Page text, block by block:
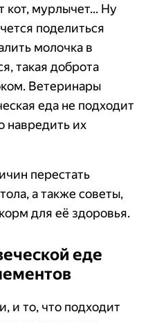
кот, мурлычет... Ну
поделиться
молочка в
такая доброта
Ветеринары
еда не подходит
навредить их
перестать
а также советы,
для её здоровья.
еде
и то, что подходит